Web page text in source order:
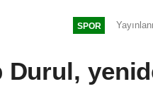
SPOR
Durul,